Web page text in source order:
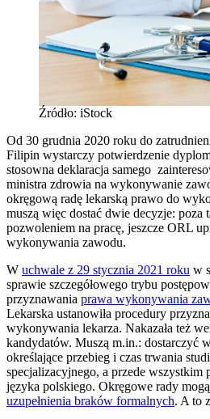
Źródło: iStock
Od 30 grudnia 2020 roku do
Filipin wystarczy potwierdzenie
stosowna deklaracja samego
ministra zdrowia na wykonywanie
okręgową radę lekarską prawo do
muszą więc dostać dwie decyzje: poza
pozwoleniem na pracę, jeszcze ORL
wykonywania zawodu.
W uchwale z 29 stycznia 2021 roku w
sprawie szczegółowego trybu
przyznawania prawa wykonywania
Lekarska ustanowiła procedury
wykonywania lekarza. Nakazała też
kandydatów. Muszą m.in.: dostarczyć
określające przebieg i czas trwania
specjalizacyjnego, a przede wszystkim
języka polskiego. Okręgowe rady
uzupełnienia braków formalnych. A to